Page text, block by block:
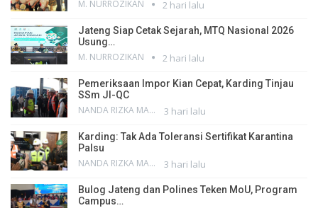
M. NURROZIKAN 2 hari lalu
Jateng Siap Cetak Sejarah, MTQ Nasional 2026
Usung…
M. NURROZIKAN 2 hari lalu
Pemeriksaan Impor Kian Cepat, Karding Tinjau
SSm JI-QC
NANDA RIZKA MAHENDRA 3 hari lalu
Karding: Tak Ada Toleransi Sertifikat Karantina
Palsu
NANDA RIZKA MAHENDRA 3 hari lalu
Bulog Jateng dan Polines Teken MoU, Program
Campus…